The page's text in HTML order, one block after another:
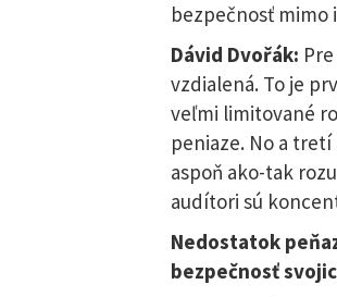
bezpečnosť mimo
Dávid Dvořák:
vzdialená. To je
veľmi limitované
peniaze. No a
aspoň ako-tak
audítori sú
Nedostatok
bezpečnosť